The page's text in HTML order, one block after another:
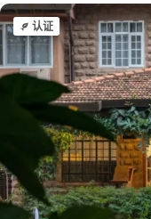
认证